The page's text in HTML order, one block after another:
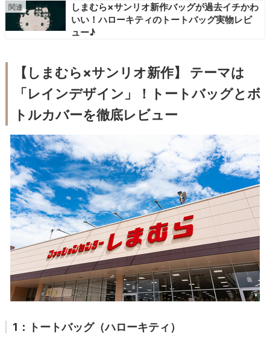
しまむら×サンリオ新作バッグが過去イチかわ
いい！ハローキティのトートバッグ実物レビ
ュー♪
【しまむら×サンリオ新作】 テーマは
「レインデザイン」！トートバッグとボ
トルカバーを徹底レビュー
1：トートバッグ（ハローキティ）